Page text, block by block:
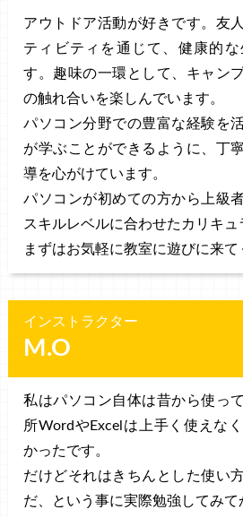
アウトドア活動が好きです。友
ティビティを通じて、健康的
す。趣味の一環として、キャン
の触れ合いを楽しんでいます。
パソコン分野での豊富な経験を
が学ぶことができるように、丁
導を心がけています。
パソコンが初めての方から上級
スキルレベルに合わせたカリキュ
まずはお気軽に教室に遊びに来て
インストラクター
M.O
私はパソコン自体は昔から使っ
所WordやExcelは上手く使えな
かったです。
だけどそれはきちんとした使い
だ、という事に実際勉強してみて